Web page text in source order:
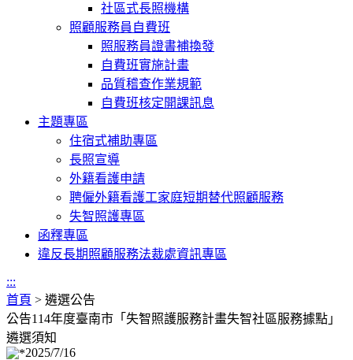
社區式長照機構
照顧服務員自費班
照服務員證書補換發
自費班實施計畫
品質稽查作業規範
自費班核定開課訊息
主題專區
住宿式補助專區
長照宣導
外籍看護申請
聘僱外籍看護工家庭短期替代照顧服務
失智照護專區
函釋專區
違反長期照顧服務法裁處資訊專區
:::
首頁 > 遴選公告
公告114年度臺南市「失智照護服務計畫失智社區服務據點」
遴選須知
2025/7/16